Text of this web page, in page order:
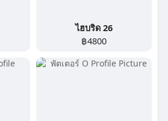
ไฮบริด 26
฿4800